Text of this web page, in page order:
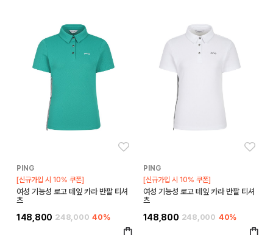
PING
[신규가입 시 10% 쿠폰]
여성 기능성 로고 테잎 카라 반팔 티셔
츠
148,800 248,000 40%
PING
[신규가입 시 10% 쿠폰]
여성 기능성 로고 테잎 카라 반팔 티셔
츠
148,800 248,000 40%